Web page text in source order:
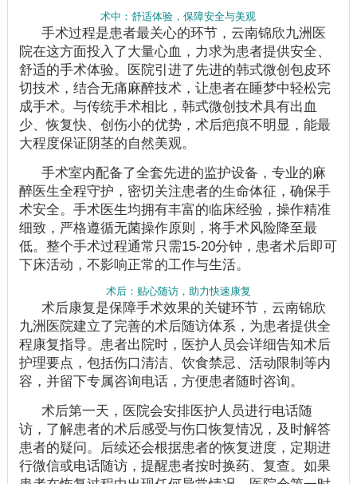
术中：舒适体验，保障安全与美观
手术过程是患者最关心的环节，云南锦欣九洲医
院在这方面投入了大量心血，力求为患者提供安全、
舒适的手术体验。医院引进了先进的韩式微创包皮环
切技术，结合无痛麻醉技术，让患者在睡梦中轻松完
成手术。与传统手术相比，韩式微创技术具有出血
少、恢复快、创伤小的优势，术后疤痕不明显，能最
大程度保证阴茎的自然美观。
手术室内配备了全套先进的监护设备，专业的麻
醉医生全程守护，密切关注患者的生命体征，确保手
术安全。手术医生均拥有丰富的临床经验，操作精准
细致，严格遵循无菌操作原则，将手术风险降至最
低。整个手术过程通常只需15-20分钟，患者术后即可
下床活动，不影响正常的工作与生活。
术后：贴心随访，助力快速康复
术后康复是保障手术效果的关键环节，云南锦欣
九洲医院建立了完善的术后随访体系，为患者提供全
程康复指导。患者出院时，医护人员会详细告知术后
护理要点，包括伤口清洁、饮食禁忌、活动限制等内
容，并留下专属咨询电话，方便患者随时咨询。
术后第一天，医院会安排医护人员进行电话随
访，了解患者的术后感受与伤口恢复情况，及时解答
患者的疑问。后续还会根据患者的恢复进度，定期进
行微信或电话随访，提醒患者按时换药、复查。如果